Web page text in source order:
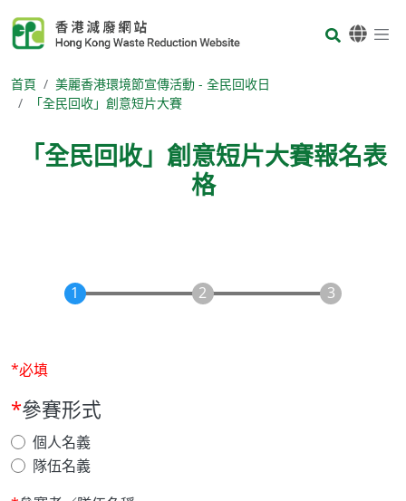
Body
首頁
美麗香港環境節宣傳活動 - 全民回收日
「全民回收」創意短片大賽
「全民回收」創意短片大賽報名表
格
*必填
參賽形式
個人名義
隊伍名義